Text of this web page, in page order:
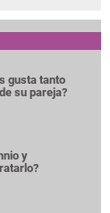
gusta tanto
su pareja?
y